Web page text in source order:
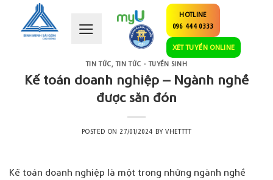
content
HOTLINE
096 444 0333
XÉT TUYỂN ONLINE
TIN TỨC,TIN TỨC - TUYỂN SINH
Kế toán doanh nghiệp – Ngành nghề
được săn đón
POSTED ON 27/01/2024 BYVHETTTT
Kế toán doanh nghiệp là một trong những ngành nghề